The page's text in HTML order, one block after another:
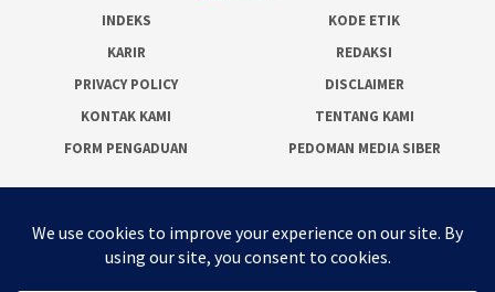
INDEKS
KODE ETIK
KARIR
REDAKSI
PRIVACY POLICY
DISCLAIMER
KONTAK KAMI
TENTANG KAMI
FORM PENGADUAN
PEDOMAN MEDIA SIBER
JARINGAN SOCIAL
Facebook
Twitter
WordPress
Instagram